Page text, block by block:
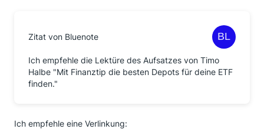
Zitat von Bluenote
Ich empfehle die Lektüre des Aufsatzes von Timo
Halbe "Mit Finanztip die besten Depots für deine ETF
finden."
Ich empfehle eine Verlinkung: